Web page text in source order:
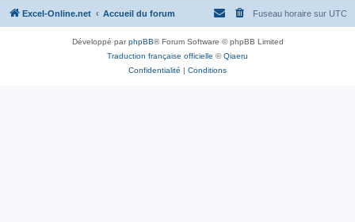
Excel-Online.net Accueil du forum Fuseau horaire sur UTC
Développé parphpBB® Forum Software © phpBB Limited
Traduction française officielle ©Qiaeru
Confidentialité | Conditions